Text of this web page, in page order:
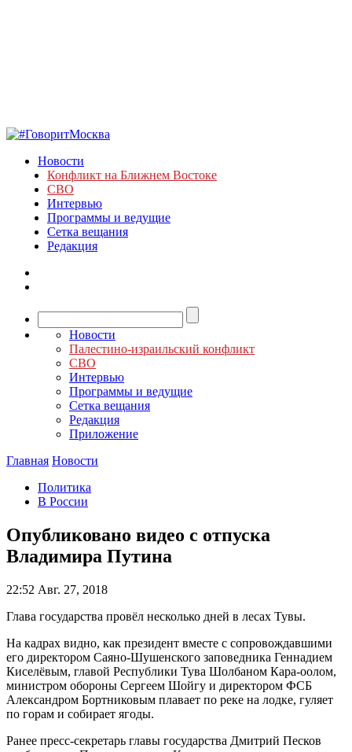
Новости
Конфликт на Ближнем Востоке
СВО
Интервью
Программы и ведущие
Сетка вещания
Редакция
Новости
Палестино-израильский конфликт
СВО
Интервью
Программы и ведущие
Сетка вещания
Редакция
Приложение
Главная Новости
Политика
В России
Опубликовано видео с отпуска
Владимира Путина
22:52 Авг. 27, 2018
Глава государства провёл несколько дней в лесах Тувы.
На кадрах видно, как президент вместе с сопровождавшими
его директором Саяно-Шушенского заповедника Геннадием
Киселёвым, главой Республики Тува Шолбаном Кара-оолом,
министром обороны Сергеем Шойгу и директором ФСБ
Александром Бортниковым плавает по реке на лодке, гуляет
по горам и собирает ягоды.
Ранее пресс-секретарь главы государства Дмитрий Песков